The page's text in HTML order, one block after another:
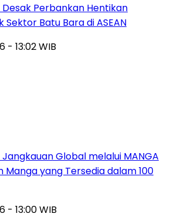
Desak Perbankan Hentikan
Sektor Batu Bara di ASEAN
- 13:02 WIB
Jangkauan Global melalui MANGA
Manga yang Tersedia dalam 100
- 13:00 WIB